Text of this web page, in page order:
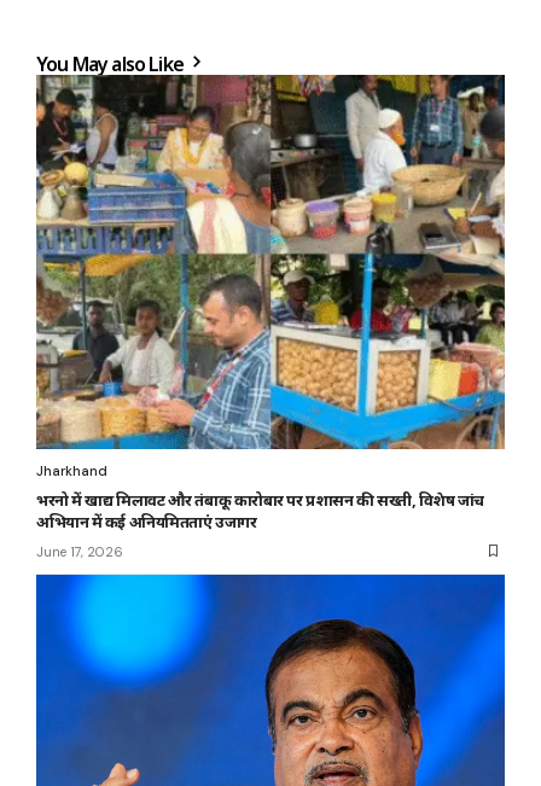
You May also Like
Jharkhand
भरनो में खाद्य मिलावट और तंबाकू कारोबार पर प्रशासन की सख्ती, विशेष जांच
अभियान में कई अनियमितताएं उजागर
June 17, 2026